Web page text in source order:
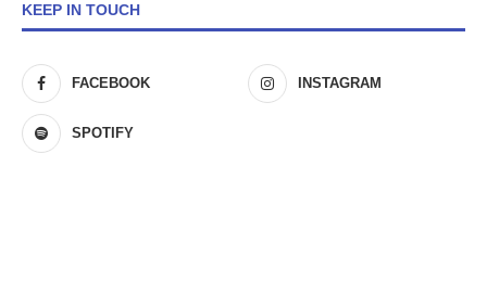
KEEP IN TOUCH
FACEBOOK INSTAGRAM
SPOTIFY